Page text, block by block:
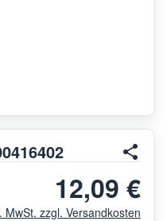
12,09 €
MwSt. zzgl. Versandkosten